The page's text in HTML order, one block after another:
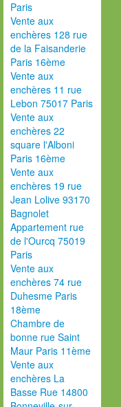
Paris
Vente aux
enchères 128 rue
de la Faisanderie
Paris 16ème
Vente aux
enchères 11 rue
Lebon 75017 Paris
Vente aux
enchères 22
square l'Alboni
Paris 16ème
Vente aux
enchères 19 rue
Jean Lolive 93170
Bagnolet
Appartement rue
de l'Ourcq 75019
Paris
Vente aux
enchères 74 rue
Duhesme Paris
18ème
Chambre de
bonne rue Saint
Maur Paris 11ème
Vente aux
enchères La
Basse Rue 14800